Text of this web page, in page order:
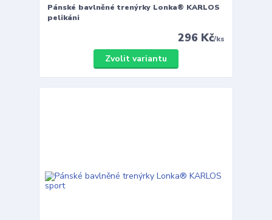
Pánské bavlněné trenýrky Lonka® KARLOS
pelikáni
296 Kč/ks
Zvolit variantu